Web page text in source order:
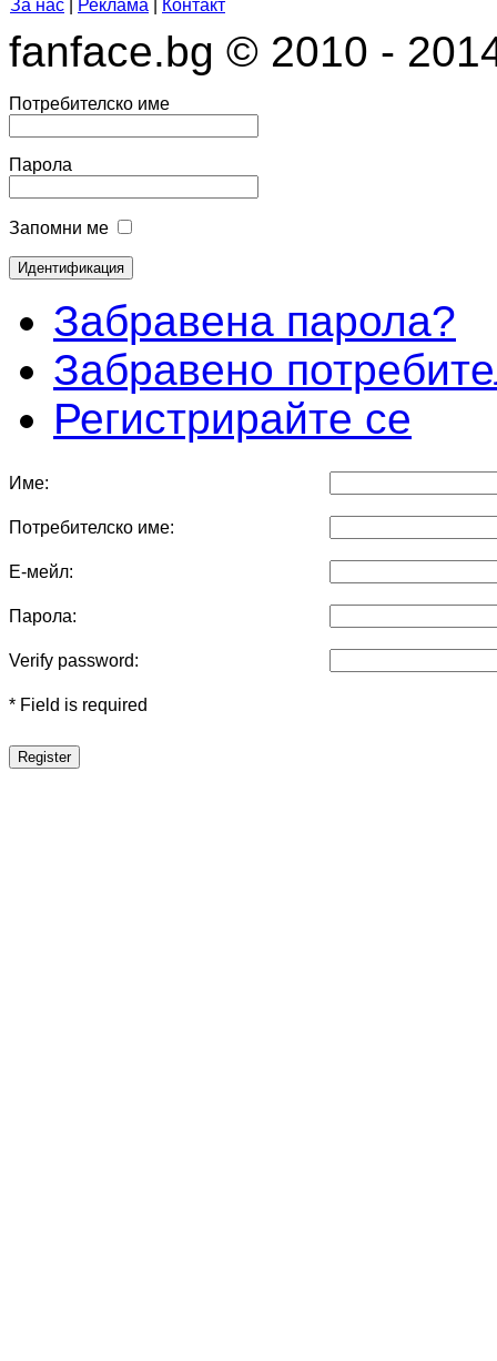
За нас Реклама Контакт
fanface.bg © 2010 -
Потребителско име
Парола
Запомни ме
Забравена парола?
Забравено
Регистрирайте се
Име:
Потребителско име:
Е-мейл:
Парола:
Verify password:
* Field is required
Register